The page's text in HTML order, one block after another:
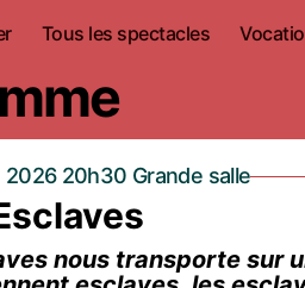
Tous les spectacles
2026 20h30 Grande salle
nous transporte sur